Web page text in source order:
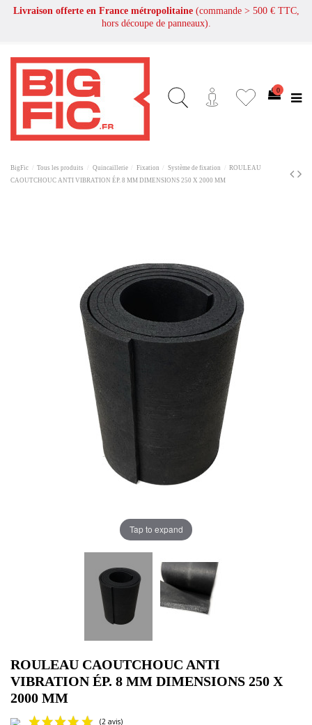
Livraison offerte en France métropolitaine (commande > 500 € TTC,
hors découpe de panneaux).
0
BigFic Tous les produits Quincaillerie Fixation Système de fixation
ROULEAU
CAOUTCHOUC ANTI VIBRATION ÉP. 8 MM DIMENSIONS 250 X 2000 MM
Tap to expand
ROULEAU CAOUTCHOUC ANTI
VIBRATION ÉP. 8 MM DIMENSIONS 250 X
2000 MM